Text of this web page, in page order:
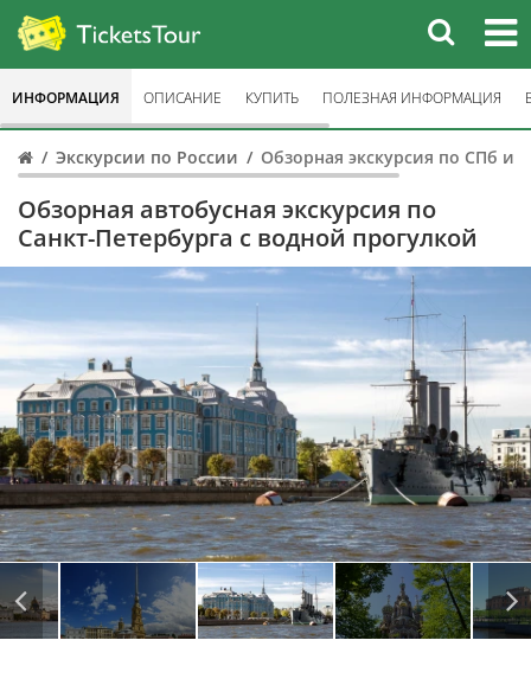
Экскурсии по России Обзорная экскурсия по СПб и
Обзорная автобусная экскурсия по
Санкт-Петербурга с водной прогулкой
Автор: © Olga / Depositphotos
Автор: © Alexander Nikiforov / Depositphotos
Автор: © Сергей Гармашов / Depositphotos
ИНФОРМАЦИЯ ОПИСАНИЕ КУПИТЬ ПОЛЕЗНАЯ ИНФОРМАЦИЯ